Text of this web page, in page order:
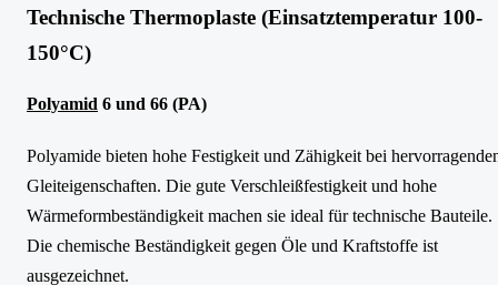
Technische Thermoplaste (Einsatztemperatur 100-
150°C)
Polyamid 6 und 66 (PA)
Polyamide bieten hohe Festigkeit und Zähigkeit bei
Gleiteigenschaften. Die gute Verschleißfestigkeit und hohe
Wärmeformbeständigkeit machen sie ideal für technische Bauteile.
Die chemische Beständigkeit gegen Öle und Kraftstoffe ist
ausgezeichnet.